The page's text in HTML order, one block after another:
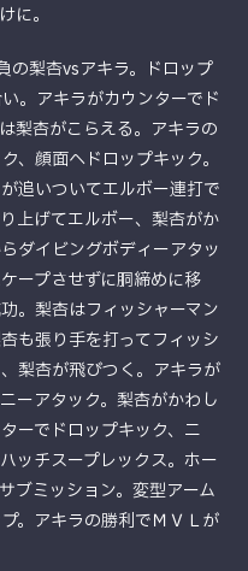
に。
の梨杏vsアキラ。ドロップ
。アキラがカウンターでド
梨杏がこらえる。アキラの
、顔面へドロップキック。
追いついてエルボー連打で
上げてエルボー、梨杏がか
ダイビングボディーアタッ
ープさせずに胴締めに移
。梨杏はフィッシャーマン
も張り手を打ってフィッシ
梨杏が飛びつく。アキラが
ーアタック。梨杏がかわし
ーでドロップキック、ニ
ッチスープレックス。ホー
ブミッション。変型アーム
。アキラの勝利でＭＶＬが